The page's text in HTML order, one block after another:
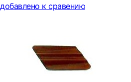
добавлено к сравению